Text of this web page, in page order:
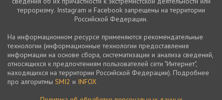
терроризму. Instagram и Facebook запрещены на территории
Российской Федерации.
На информационном ресурсе применяются рекомендательные
технологии (информационные технологии предоставления
информации на основе сбора, систематизации и анализа сведений,
относящихся к предпочтениям пользователей сети "Интернет",
находящихся на территории Российской Федерации). Подробнее
про алгоритмы SMI2 и INFOX